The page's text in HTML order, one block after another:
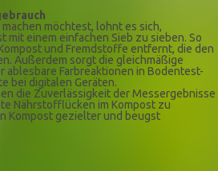
möchtest, lohnt es sich,
mit einem einfachen Sieb zu sieben. So
und Fremdstoffe entfernt, die den
Außerdem sorgt die gleichmäßige
ablesbare Farbreaktionen in Bodentest-
bei digitalen Geräten.
die Zuverlässigkeit der Messergebnisse
Nährstofflücken im Kompost zu
Kompost gezielter und beugst